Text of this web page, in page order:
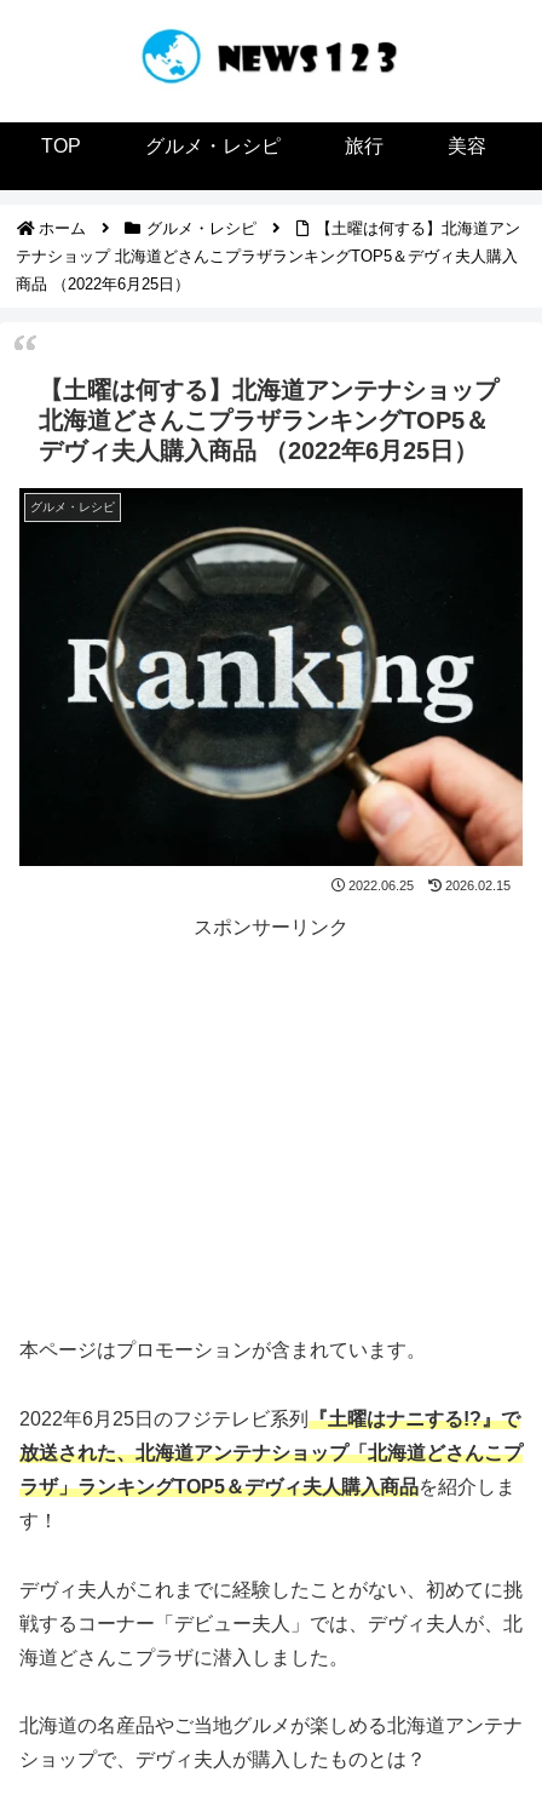
TOP グルメ・レシピ 旅行 美容
ホーム グルメ・レシピ
【土曜は何する】北海道アン
テナショップ 北海道どさんこプラザランキングTOP5＆デヴィ夫人購入
商品 （2022年6月25日）
【土曜は何する】北海道アンテナショップ
北海道どさんこプラザランキングTOP5＆
デヴィ夫人購入商品 （2022年6月25日）
グルメ・レシピ
2022.06.25 2026.02.15
スポンサーリンク
本ページはプロモーションが含まれています。
2022年6月25日のフジテレビ系列 『土曜はナニする!?』で
放送された、北海道アンテナショップ「北海道どさんこプ
ラザ」ランキングTOP5＆デヴィ夫人購入商品を紹介しま
す！
デヴィ夫人がこれまでに経験したことがない、初めてに挑
戦するコーナー「デビュー夫人」では、デヴィ夫人が、北
海道どさんこプラザに潜入しました。
北海道の名産品やご当地グルメが楽しめる北海道アンテナ
ショップで、デヴィ夫人が購入したものとは？